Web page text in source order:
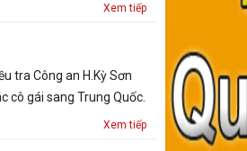
Xem tiếp
tra Công an H.Kỳ Sơn
cô gái sang Trung Quốc.
Xem tiếp